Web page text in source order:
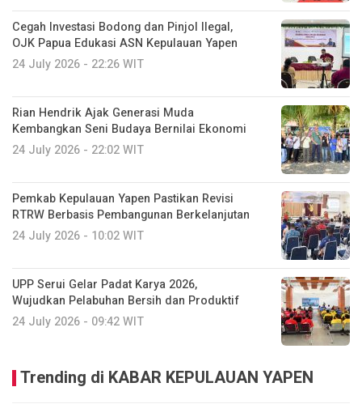
Cegah Investasi Bodong dan Pinjol Ilegal,
OJK Papua Edukasi ASN Kepulauan Yapen
24 July 2026 - 22:26 WIT
Rian Hendrik Ajak Generasi Muda
Kembangkan Seni Budaya Bernilai Ekonomi
24 July 2026 - 22:02 WIT
Pemkab Kepulauan Yapen Pastikan Revisi
RTRW Berbasis Pembangunan Berkelanjutan
24 July 2026 - 10:02 WIT
UPP Serui Gelar Padat Karya 2026,
Wujudkan Pelabuhan Bersih dan Produktif
24 July 2026 - 09:42 WIT
Trending di KABAR KEPULAUAN YAPEN